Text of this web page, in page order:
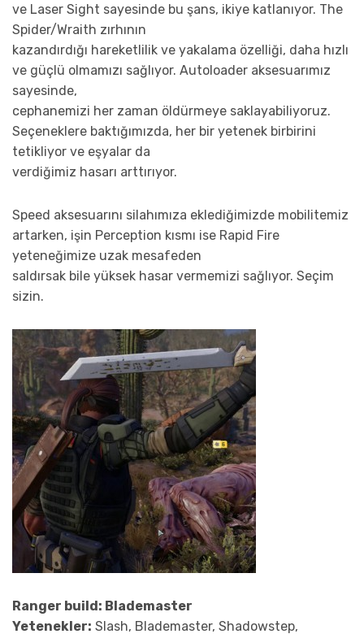
ve Laser Sight sayesinde bu şans, ikiye katlanıyor. The
Spider/Wraith zırhının
kazandırdığı hareketlilik ve yakalama özelliği, daha hızlı
ve güçlü olmamızı sağlıyor. Autoloader aksesuarımız
sayesinde,
cephanemizi her zaman öldürmeye saklayabiliyoruz.
Seçeneklere baktığımızda, her bir yetenek birbirini
tetikliyor ve eşyalar da
verdiğimiz hasarı arttırıyor.
Speed aksesuarını silahımıza eklediğimizde mobilitemiz
artarken, işin Perception kısmı ise Rapid Fire
yeteneğimize uzak mesafeden
saldırsak bile yüksek hasar vermemizi sağlıyor. Seçim
sizin.
Ranger build: Blademaster
Yetenekler: Slash, Blademaster, Shadowstep,